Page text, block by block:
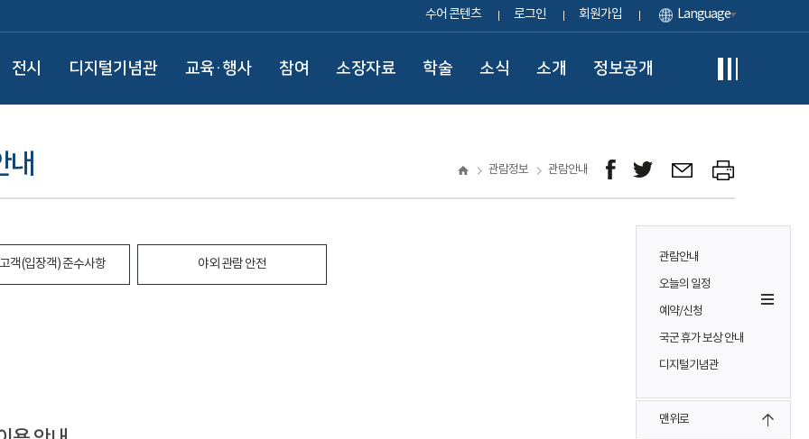
수어 콘텐츠 로그인 회원가입 Language
전시 디지털기념관 교육·행사 참여 소장자료 학술 소식 소개 정보공개
관람안내
오늘의 일정
예약/신청
국군 휴가 보상 안내
디지털기념관
맨위로
내 관람정보 관람안내
객(입장객) 준수사항 야외 관람 안전